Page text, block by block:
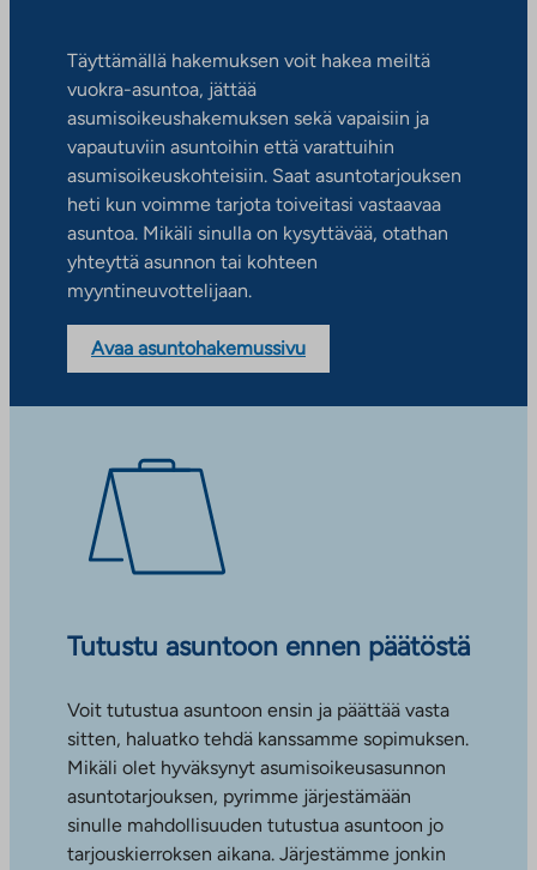
Täyttämällä hakemuksen voit hakea meiltä
vuokra-asuntoa, jättää
asumisoikeushakemuksen sekä vapaisiin ja
vapautuviin asuntoihin että varattuihin
asumisoikeuskohteisiin. Saat asuntotarjouksen
heti kun voimme tarjota toiveitasi vastaavaa
asuntoa. Mikäli sinulla on kysyttävää, otathan
yhteyttä asunnon tai kohteen
myyntineuvottelijaan.
Avaa asuntohakemussivu
Tutustu asuntoon ennen päätöstä
Voit tutustua asuntoon ensin ja päättää vasta
sitten, haluatko tehdä kanssamme sopimuksen.
Mikäli olet hyväksynyt asumisoikeusasunnon
asuntotarjouksen, pyrimme järjestämään
sinulle mahdollisuuden tutustua asuntoon jo
tarjouskierroksen aikana. Järjestämme jonkin